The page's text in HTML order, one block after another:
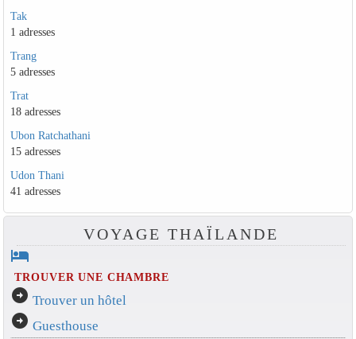
Tak
1 adresses
Trang
5 adresses
Trat
18 adresses
Ubon Ratchathani
15 adresses
Udon Thani
41 adresses
VOYAGE THAÏLANDE
hotel
TROUVER UNE CHAMBRE
arrow_circle_right Trouver un hôtel
arrow_circle_right Guesthouse